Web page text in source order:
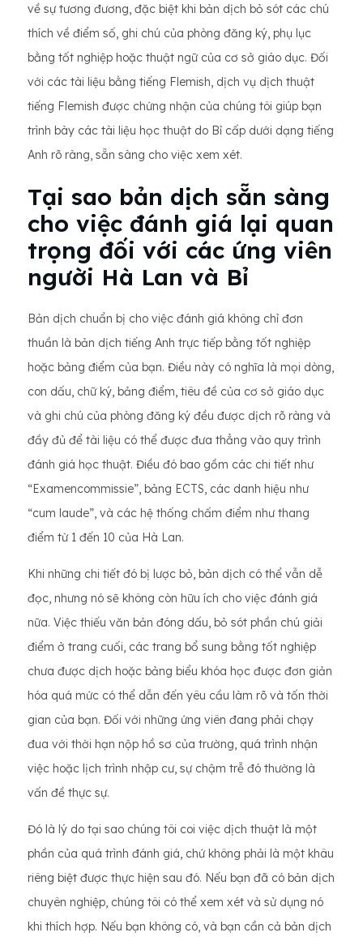
về sự tương đương, đặc biệt khi bản dịch bỏ sót các chú
thích về điểm số, ghi chú của phòng đăng ký, phụ lục
bằng tốt nghiệp hoặc thuật ngữ của cơ sở giáo dục. Đối
với các tài liệu bằng tiếng Flemish, dịch vụ dịch thuật
tiếng Flemish được chứng nhận của chúng tôi giúp bạn
trình bày các tài liệu học thuật do Bỉ cấp dưới dạng tiếng
Anh rõ ràng, sẵn sàng cho việc xem xét.
Tại sao bản dịch sẵn sàng
cho việc đánh giá lại quan
trọng đối với các ứng viên
người Hà Lan và Bỉ
Bản dịch chuẩn bị cho việc đánh giá không chỉ đơn
thuần là bản dịch tiếng Anh trực tiếp bằng tốt nghiệp
hoặc bảng điểm của bạn. Điều này có nghĩa là mọi dòng,
con dấu, chữ ký, bảng điểm, tiêu đề của cơ sở giáo dục
và ghi chú của phòng đăng ký đều được dịch rõ ràng và
đầy đủ để tài liệu có thể được đưa thẳng vào quy trình
đánh giá học thuật. Điều đó bao gồm các chi tiết như
“Examencommissie”, bảng ECTS, các danh hiệu như
“cum laude”, và các hệ thống chấm điểm như thang
điểm từ 1 đến 10 của Hà Lan.
Khi những chi tiết đó bị lược bỏ, bản dịch có thể vẫn dễ
đọc, nhưng nó sẽ không còn hữu ích cho việc đánh giá
nữa. Việc thiếu văn bản đóng dấu, bỏ sót phần chú giải
điểm ở trang cuối, các trang bổ sung bằng tốt nghiệp
chưa được dịch hoặc bảng biểu khóa học được đơn giản
hóa quá mức có thể dẫn đến yêu cầu làm rõ và tốn thời
gian của bạn. Đối với những ứng viên đang phải chạy
đua với thời hạn nộp hồ sơ của trường, quá trình nhận
việc hoặc lịch trình nhập cư, sự chậm trễ đó thường là
vấn đề thực sự.
Đó là lý do tại sao chúng tôi coi việc dịch thuật là một
phần của quá trình đánh giá, chứ không phải là một khâu
riêng biệt được thực hiện sau đó. Nếu bạn đã có bản dịch
chuyên nghiệp, chúng tôi có thể xem xét và sử dụng nó
khi thích hợp. Nếu bạn không có, và bạn cần cả bản dịch